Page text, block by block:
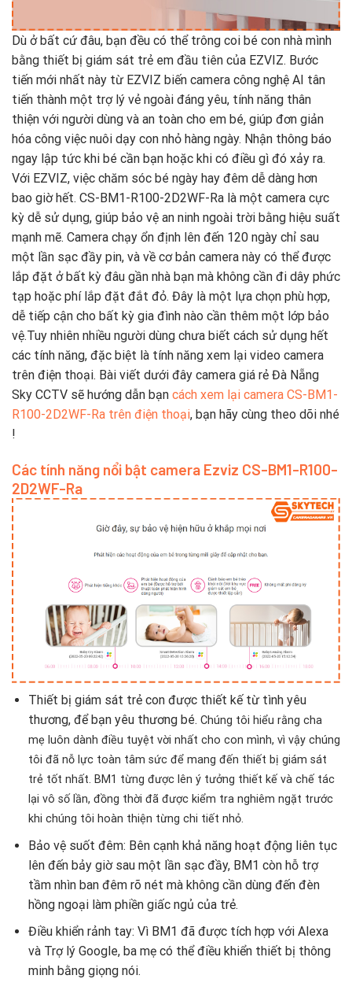
Dù ở bất cứ đâu, bạn đều có thể trông coi bé con nhà mình
bằng thiết bị giám sát trẻ em đầu tiên của EZVIZ. Bước
tiến mới nhất này từ EZVIZ biến camera công nghệ AI tân
tiến thành một trợ lý vẻ ngoài đáng yêu, tính năng thân
thiện với người dùng và an toàn cho em bé, giúp đơn giản
hóa công việc nuôi dạy con nhỏ hàng ngày. Nhận thông báo
ngay lập tức khi bé cần bạn hoặc khi có điều gì đó xảy ra.
Với EZVIZ, việc chăm sóc bé ngày hay đêm dễ dàng hơn
bao giờ hết. CS-BM1-R100-2D2WF-Ra là một camera cực
kỳ dễ sử dụng, giúp bảo vệ an ninh ngoài trời bằng hiệu suất
mạnh mẽ. Camera chạy ổn định lên đến 120 ngày chỉ sau
một lần sạc đầy pin, và về cơ bản camera này có thể được
lắp đặt ở bất kỳ đâu gần nhà bạn mà không cần đi dây phức
tạp hoặc phí lắp đặt đắt đỏ. Đây là một lựa chọn phù hợp,
dễ tiếp cận cho bất kỳ gia đình nào cần thêm một lớp bảo
vệ.Tuy nhiên nhiều người dùng chưa biết cách sử dụng hết
các tính năng, đặc biệt là tính năng xem lại video camera
trên điện thoại. Bài viết dưới đây camera giá rẻ Đà Nẵng
Sky CCTV sẽ hướng dẫn bạn cách xem lại camera CS-BM1-
R100-2D2WF-Ra trên điện thoại, bạn hãy cùng theo dõi nhé
!
Các tính năng nổi bật camera Ezviz CS-BM1-R100-
2D2WF-Ra
Thiết bị giám sát trẻ con được thiết kế từ tình yêu
thương, để bạn yêu thương bé. Chúng tôi hiểu rằng cha
mẹ luôn dành điều tuyệt vời nhất cho con mình, vì vậy chúng
tôi đã nỗ lực toàn tâm sức để mang đến thiết bị giám sát
trẻ tốt nhất. BM1 từng được lên ý tưởng thiết kế và chế tác
lại vô số lần, đồng thời đã được kiểm tra nghiêm ngặt trước
khi chúng tôi hoàn thiện từng chi tiết nhỏ.
Bảo vệ suốt đêm: Bên cạnh khả năng hoạt động liên tục
lên đến bảy giờ sau một lần sạc đầy, BM1 còn hỗ trợ
tầm nhìn ban đêm rõ nét mà không cần dùng đến đèn
hồng ngoại làm phiền giấc ngủ của trẻ.
Điều khiển rảnh tay: Vì BM1 đã được tích hợp với Alexa
và Trợ lý Google, ba mẹ có thể điều khiển thiết bị thông
minh bằng giọng nói.